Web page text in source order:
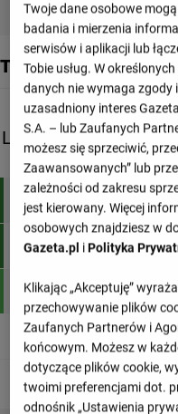
Tabele drużyny
Liga Mistrzów, Grupa
BOGDANKA
Knack
Galatasaray
Halkbank
Awans Możliwy
Twoje dane osobowe
badania i mierzenia
serwisów i aplikacji lub
Tobie usług. W
danych nie wymaga zgody
uzasadniony interes
S.A. – lub Zaufanych
możesz się sprzeciwić,
Zaawansowanych” lub
zależności od zakresu
jest kierowany. Więcej
osobowych znajdziesz w
Gazeta.pl iPolityka
Klikając „Akceptuję”
przechowywanie plików
Zaufanych Partnerów i
końcowym. Możesz w
dotyczące plików cookie,
twoimi preferencjami dot.
odnośnik „Ustawienia